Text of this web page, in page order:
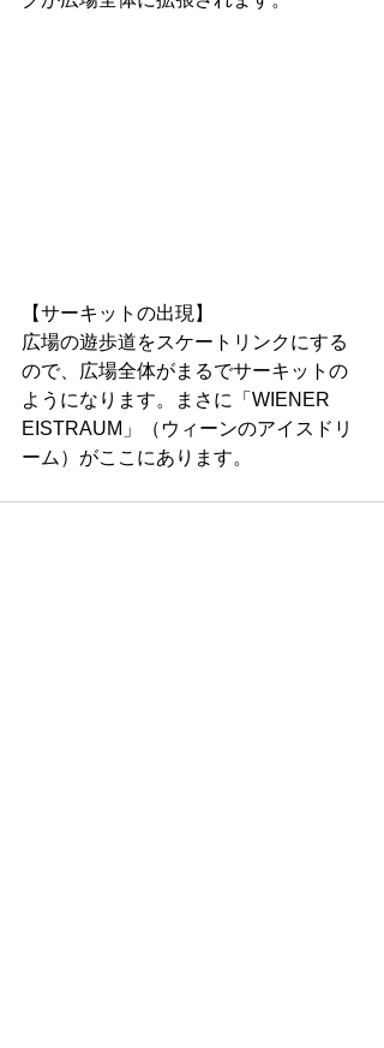
【サーキットの出現】
広場の遊歩道をスケートリンクにする
ので、広場全体がまるでサーキットの
ようになります。まさに「WIENER
EISTRAUM」（ウィーンのアイスドリ
ーム）がここにあります。